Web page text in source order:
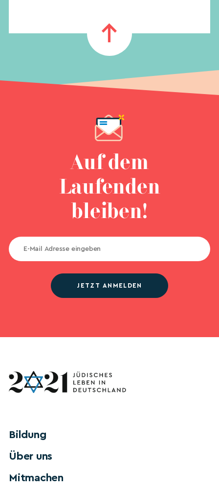
Auf dem
Laufenden
bleiben!
JETZT ANMELDEN
Bildung
Über uns
Mitmachen